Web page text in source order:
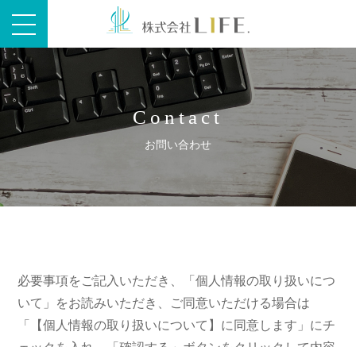
Contact
お問い合わせ
必要事項をご記入いただき、「個人情報の取り扱いにつ
いて」をお読みいただき、ご同意いただける場合は
「【個人情報の取り扱いについて】に同意します」にチ